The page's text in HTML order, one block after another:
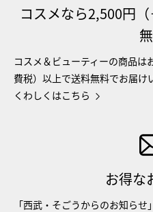
コスメなら2,500円
コスメ＆ビューティーの商品
費税）以上で送料無料でお届け
くわしくはこちら
お得な
「西武・そごうからのお知ら